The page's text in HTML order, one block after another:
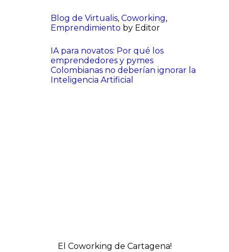
Blog de Virtualis, Coworking,
Emprendimiento by Editor
IA para novatos: Por qué los
emprendedores y pymes
Colombianas no deberían ignorar la
Inteligencia Artificial
El Coworking de Cartagena!